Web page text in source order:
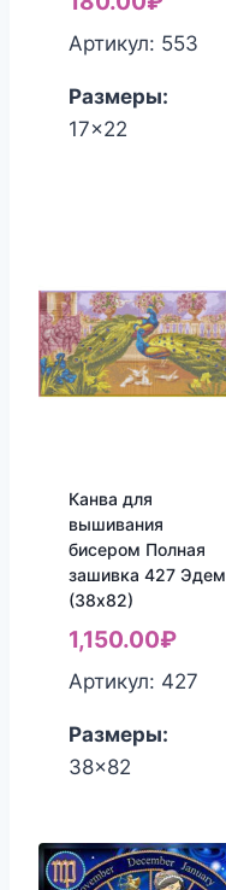
Артикул: 553
Размеры:
17x22
Канва для
вышивания
бисером Полная
зашивка 427 Эдем
(38х82)
1,150.00₽
Артикул: 427
Размеры:
38x82